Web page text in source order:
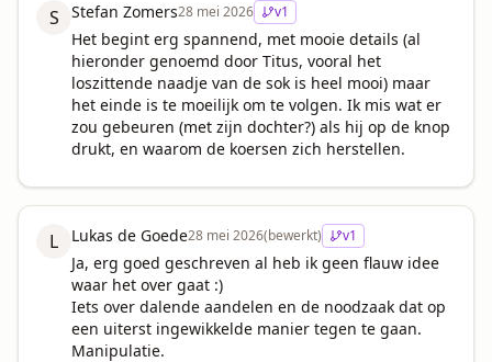
S Stefan Zomers28 mei 2026 v1
Het begint erg spannend, met mooie details (al
hieronder genoemd door Titus, vooral het
loszittende naadje van de sok is heel mooi) maar
het einde is te moeilijk om te volgen. Ik mis wat er
zou gebeuren (met zijn dochter?) als hij op de knop
drukt, en waarom de koersen zich herstellen.
L Lukas de Goede28 mei 2026(bewerkt) v1
Ja, erg goed geschreven al heb ik geen flauw idee
waar het over gaat :)
Iets over dalende aandelen en de noodzaak dat op
een uiterst ingewikkelde manier tegen te gaan.
Manipulatie.